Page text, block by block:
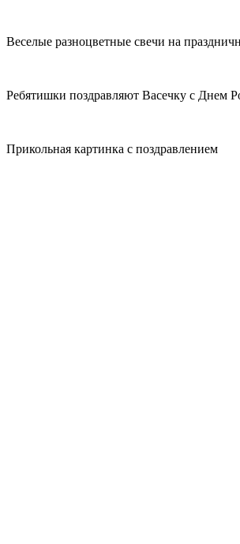
Веселые разноцветные свечи на
Ребятишки поздравляют Васечку с Днем
Прикольная картинка с поздравлением